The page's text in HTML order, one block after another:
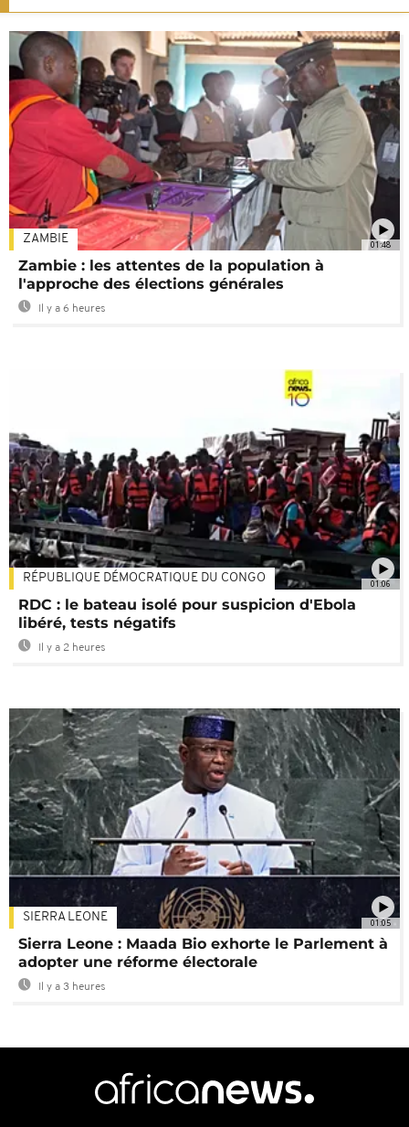
01:48
ZAMBIE
Zambie : les attentes de la population à
l'approche des élections générales
Il y a 6 heures
01:06
RÉPUBLIQUE DÉMOCRATIQUE DU CONGO
RDC : le bateau isolé pour suspicion d'Ebola
libéré, tests négatifs
Il y a 2 heures
01:05
SIERRA LEONE
Sierra Leone : Maada Bio exhorte le Parlement à
adopter une réforme électorale
Il y a 3 heures